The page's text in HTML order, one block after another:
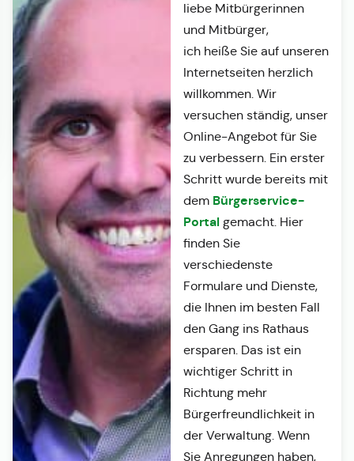
liebe Mitbürgerinnen
und Mitbürger,
ich heiße Sie auf unseren
Internetseiten herzlich
willkommen. Wir
versuchen ständig, unser
Online-Angebot für Sie
zu verbessern. Ein erster
Schritt wurde bereits mit
dem Bürgerservice-
Portalgemacht. Hier
finden Sie
verschiedenste
Formulare und Dienste,
die Ihnen im besten Fall
den Gang ins Rathaus
ersparen. Das ist ein
wichtiger Schritt in
Richtung mehr
Bürgerfreundlichkeit in
der Verwaltung. Wenn
Sie Anregungen haben,